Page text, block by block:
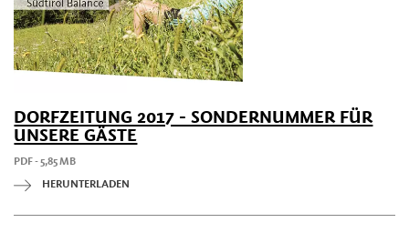
DORFZEITUNG 2017 - SONDERNUMMER FÜR
UNSERE GÄSTE
PDF - 5,85 MB
HERUNTERLADEN